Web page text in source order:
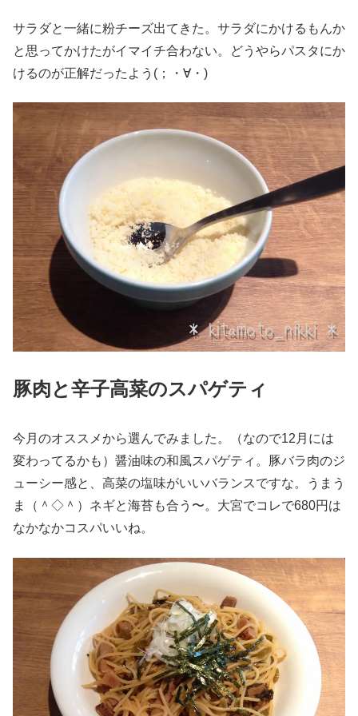
サラダと一緒に粉チーズ出てきた。サラダにかけるもんか
と思ってかけたがイマイチ合わない。どうやらパスタにか
けるのが正解だったよう(；・∀・)
豚肉と辛子高菜のスパゲティ
今月のオススメから選んでみました。（なので12月には
変わってるかも）醤油味の和風スパゲティ。豚バラ肉のジ
ューシー感と、高菜の塩味がいいバランスですな。うまう
ま（＾◇＾）ネギと海苔も合う〜。大宮でコレで680円は
なかなかコスパいいね。